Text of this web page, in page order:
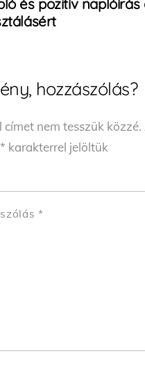
és pozitív naplóírás
hozzászólás?
címet nem tesszük közzé.
* karakterrel jelöltük
*